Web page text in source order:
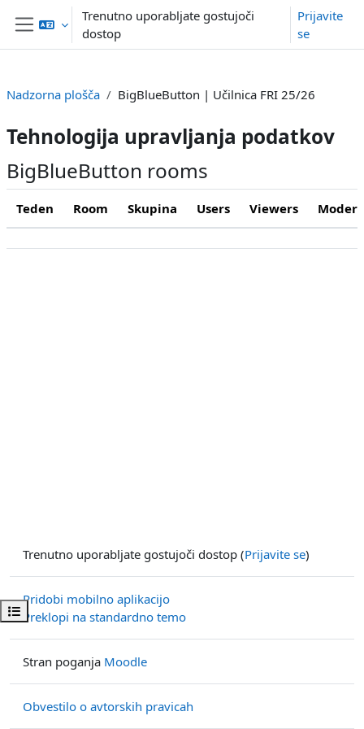
Preskoči na glavno vsebino
Stransko polje
Trenutno uporabljate gostujoči
dostop
Prijavite
se
Odpri kazalo predmeta
Nadzorna plošča BigBlueButton | Učilnica FRI 25/26
Tehnologija upravljanja podatkov
BigBlueButton rooms
Teden Room Skupina Users Viewers
Trenutno uporabljate gostujoči dostop (Prijavite se)
Pridobi mobilno aplikacijo
Preklopi na standardno temo
Stran poganja Moodle
Obvestilo o avtorskih pravicah